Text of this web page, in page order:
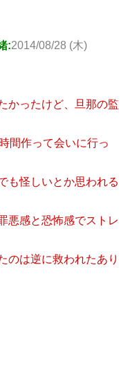
:2014/08/28 (木)
かったけど、旦那の監
間作って会いに行っ
も怪しいとか思われる
悪感と恐怖感でストレ
のは逆に救われたあり